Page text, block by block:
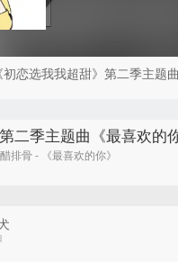
恋选我我超甜》第二季主题
二季主题曲《最喜欢的
排骨 - 《最喜欢的你》